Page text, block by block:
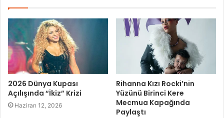
2026 Dünya Kupası
Açılışında “İkiz” Krizi
Haziran 12, 2026
Rihanna Kızı Rocki’nin
Yüzünü Birinci Kere
Mecmua Kapağında
Paylaştı